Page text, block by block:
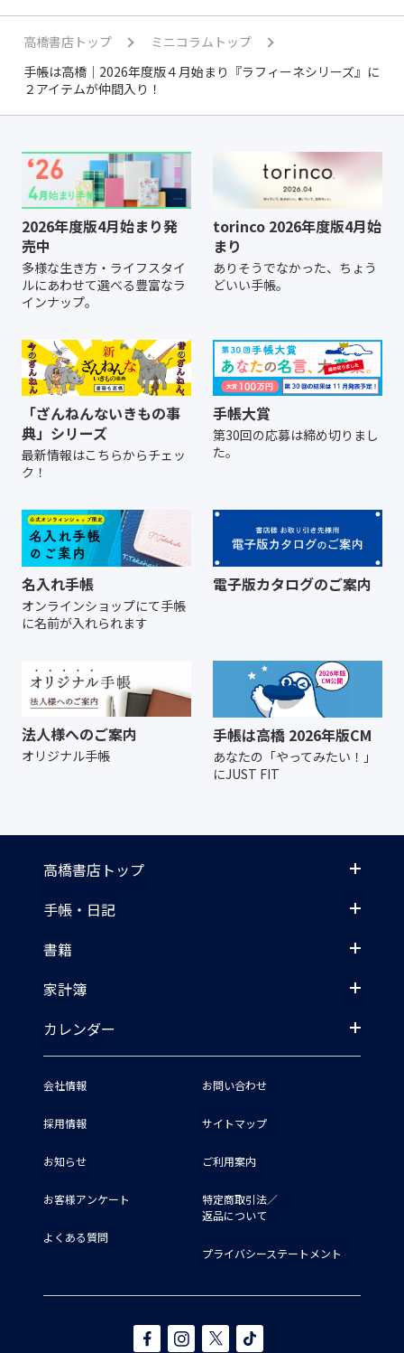
高橋書店トップ
ミニコラムトップ
手帳は高橋｜2026年度版４月始まり『ラフィーネシリーズ』に
２アイテムが仲間入り！
2026年度版4月始まり発
売中
多様な生き方・ライフスタイ
ルにあわせて選べる豊富なラ
インナップ。
torinco 2026年度版4月始
まり
ありそうでなかった、ちょう
どいい手帳。
「ざんねんないきもの事
典」シリーズ
最新情報はこちらからチェッ
ク！
手帳大賞
第30回の応募は締め切りまし
た。
名入れ手帳
オンラインショップにて手帳
に名前が入れられます
電子版カタログのご案内
法人様へのご案内
オリジナル手帳
手帳は高橋 2026年版CM
あなたの「やってみたい！」
にJUST FIT
高橋書店トップ
手帳・日記
書籍
家計簿
カレンダー
会社情報
採用情報
お知らせ
お客様アンケート
よくある質問
お問い合わせ
サイトマップ
ご利用案内
特定商取引法／
返品について
プライバシーステートメント